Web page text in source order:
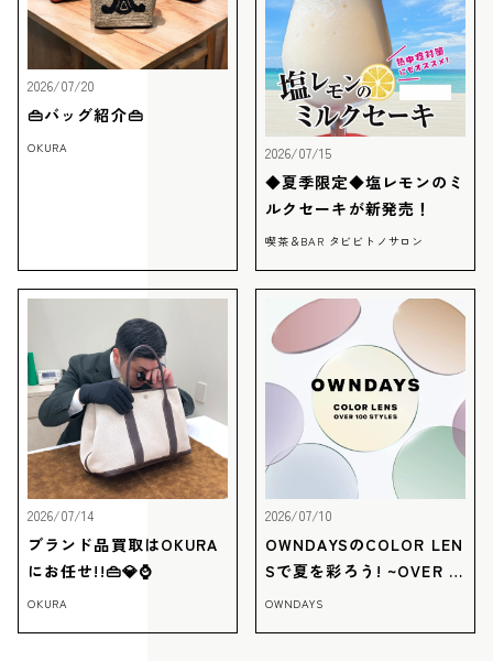
2026/07/20
👜バッグ紹介👜
OKURA 2026/07/15
◆夏季限定◆塩レモンのミ
ルクセーキが新発売！
喫茶＆BAR タビビトノサロン
2026/07/14
ブランド品買取はOKURA
にお任せ!!👜💎⌚
OKURA
2026/07/10
OWNDAYSのCOLOR LEN
Sで夏を彩ろう! ~OVER 1
00 STYLES~
OWNDAYS